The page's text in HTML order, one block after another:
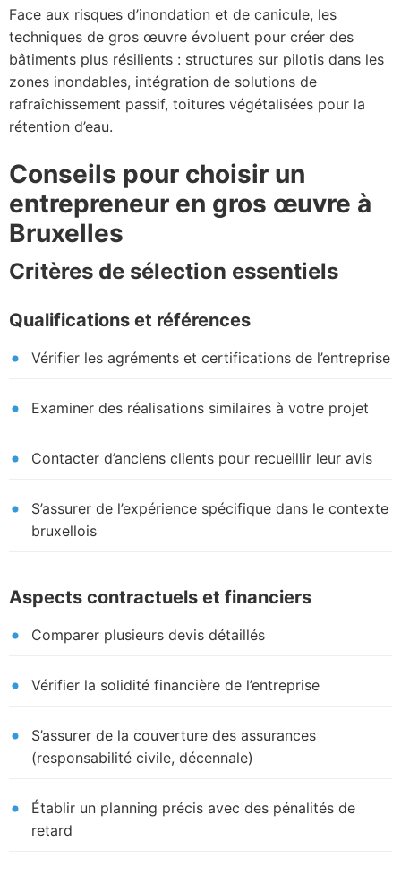
Face aux risques d’inondation et de canicule, les
techniques de gros œuvre évoluent pour créer des
bâtiments plus résilients : structures sur pilotis dans les
zones inondables, intégration de solutions de
rafraîchissement passif, toitures végétalisées pour la
rétention d’eau.
Conseils pour choisir un
entrepreneur en gros œuvre à
Bruxelles
Critères de sélection essentiels
Qualifications et références
Vérifier les agréments et certifications de l’entreprise
Examiner des réalisations similaires à votre projet
Contacter d’anciens clients pour recueillir leur avis
S’assurer de l’expérience spécifique dans le contexte
bruxellois
Aspects contractuels et financiers
Comparer plusieurs devis détaillés
Vérifier la solidité financière de l’entreprise
S’assurer de la couverture des assurances
(responsabilité civile, décennale)
Établir un planning précis avec des pénalités de
retard